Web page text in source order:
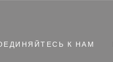
К НАМ